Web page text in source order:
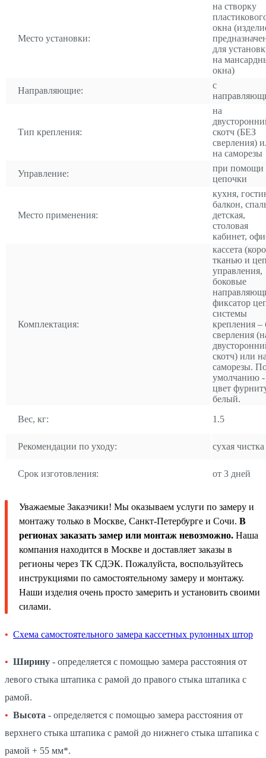
Место установки:
на створку
окна
для
на
окна)
Направляющие:
с
Тип крепления:
на
скотч (БЕЗ
сверления)
на саморезы
Управление:
при помощи
цепочки
Место применения:
кухня,
балкон,
детская,
столовая
кабинет,
Комплектация:
кассета
тканью и
управления,
боковые
фиксатор
системы
крепления –
сверления
скотч) или
саморезы.
умолчанию -
цвет
белый.
Вес, кг:
1.5
Рекомендации по уходу: сухая чистка
Срок изготовления: от 3 дней
Уважаемые Заказчики! Мы оказываем услуги по замеру и
монтажу только в Москве, Санкт-Петербурге и Сочи. В
регионах заказать замер или монтаж невозможно. Наша
компания находится в Москве и доставляет заказы в
регионы через ТК СДЭК. Пожалуйста, воспользуйтесь
инструкциями по самостоятельному замеру и монтажу.
Наши изделия очень просто замерить и установить своими
силами.
Схема самостоятельного замера кассетных рулонных штор
Ширину - определяется с помощью замера расстояния от
левого стыка штапика с рамой до правого стыка штапика с
рамой.
Высота - определяется с помощью замера расстояния от
верхнего стыка штапика с рамой до нижнего стыка штапика с
рамой + 55 мм*.